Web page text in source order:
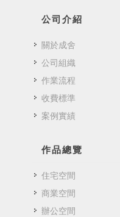
公司介紹
關於成舍
公司組織
作業流程
收費標準
案例實績
作品總覽
住宅空間
商業空間
辦公空間